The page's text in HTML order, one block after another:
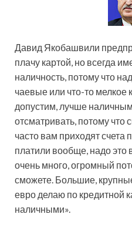
Давид Якобашвили
плачу картой, но всегда
наличность, потому что
чаевые или что-то мелкое
допустим, лучше
отсматривать, потому что
часто вам приходят счета
платили вообще, надо это
очень много, огромный
сможете. Большие,
евро делаю по кредитной
наличными».